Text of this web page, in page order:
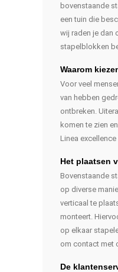
bovenstaande
een tuin die
wij raden je dan
stapelblokken
Waarom
Voor veel
van hebben
ontbreken.
komen te zien
Linea
Het plaatsen
Bovenstaande
op diverse
verticaal te
monteert.
op elkaar
om contact met
De